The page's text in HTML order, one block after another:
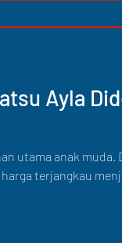
Ayla
utama anak muda.
terjangkau